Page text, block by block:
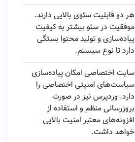
هر دو قابلیت سئوی بالایی دارند.
موفقیت در سئو بیشتر به کیفیت
پیاده‌سازی و تولید محتوا بستگی
دارد تا نوع سیستم.
سایت اختصاصی امکان پیاده‌سازی
سیاست‌های امنیتی اختصاصی را
دارد. وردپرس نیز در صورت
بروزرسانی منظم و استفاده از
افزونه‌های معتبر امنیت بالایی
خواهد داشت.